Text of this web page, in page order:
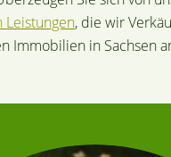
Leistungen, die wir
Immobilien in Sachsen